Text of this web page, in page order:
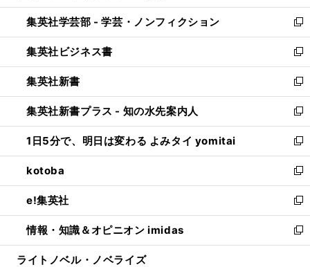
開
く
ウ
で
開
く
ン
ド
ウ
で
開
く
ウ
ィ
ン
ド
ウ
で
開
く
集英社学芸部 - 学芸・ノンフィクション
新
し
い
ウ
ィ
ン
ド
ウ
で
開
く
集英社ビジネス書
新
し
い
ウ
ィ
ン
ド
ウ
で
開
く
集英社新書
新
し
い
ウ
ィ
ン
ド
ウ
で
開
く
集英社新書プラス - 知の水先案内人
新
し
い
ウ
ィ
ン
ド
ウ
で
開
1日5分で、明日は変わる よみタイ yomitai
新
し
い
ウ
ィ
ン
ド
ウ
kotoba
新
し
い
ウ
ィ
ン
e!集英社
新
し
い
ウ
情報・知識＆オピニオン imidas
新
し
ライトノベル・ノベライズ